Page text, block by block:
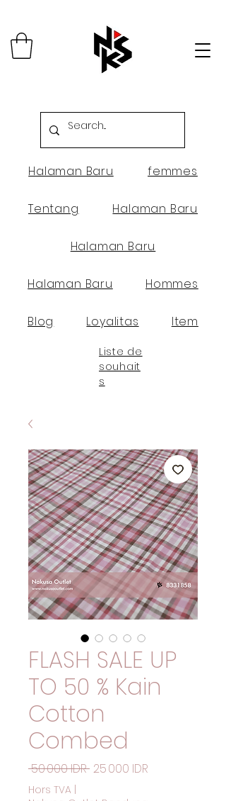
Halaman Baru femmes
Tentang Halaman Baru
Halaman Baru
Halaman Baru Hommes
Blog Loyalitas Item
Liste de
souhait
s
FLASH SALE UP
TO 50 % Kain
Cotton
Combed
50 000 IDR Prix original
25 000 IDR
Hors TVA